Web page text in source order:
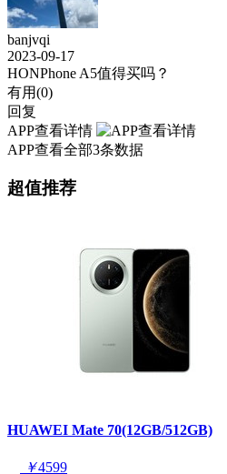
banjvqi
2023-09-17
HONPhone A5值得买吗？
有用(0)
回复
APP查看详情
APP查看全部3条数据
超值推荐
HUAWEI Mate 70(12GB/512GB)
￥4599